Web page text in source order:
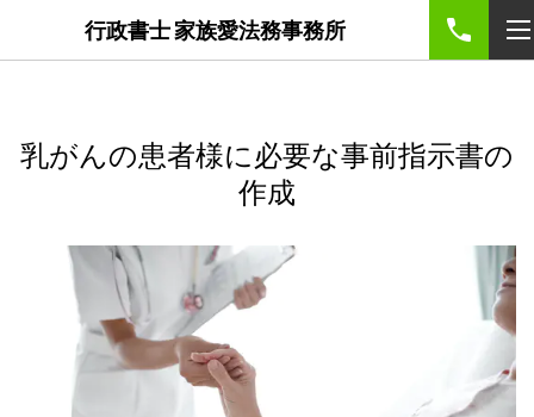
行政書士 家族愛法務事務所
乳がんの患者様に必要な事前指示書の
作成